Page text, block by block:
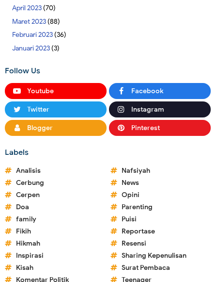
April 2023(70)
Maret 2023(88)
Februari 2023(36)
Januari 2023(3)
Follow Us
Youtube Facebook
Twitter Instagram
Blogger Pinterest
Labels
Analisis
Cerbung
Cerpen
Doa
family
Fikih
Hikmah
Inspirasi
Kisah
Komentar Politik
Nafsiyah
News
Opini
Parenting
Puisi
Reportase
Resensi
Sharing Kepenulisan
Surat Pembaca
Teenager